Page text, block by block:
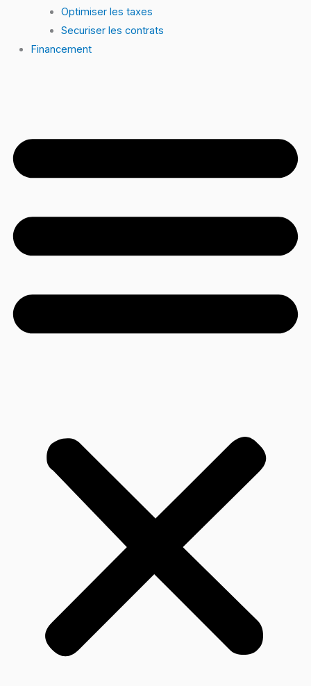
Optimiser les taxes
Securiser les contrats
Financement